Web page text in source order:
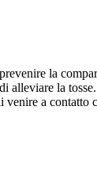
la
alleviare la
a contatto